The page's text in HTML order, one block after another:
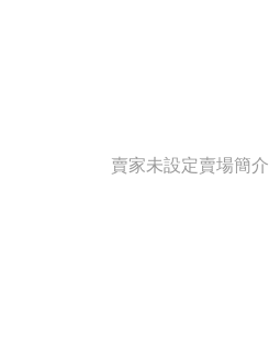
賣家未設定賣場簡介